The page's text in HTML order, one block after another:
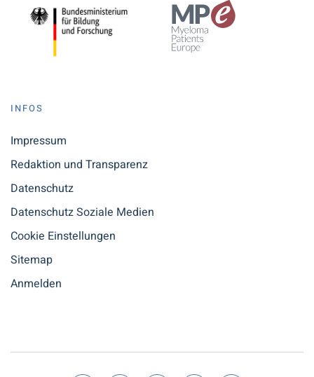
INFOS
Impressum
Redaktion und Transparenz
Datenschutz
Datenschutz Soziale Medien
Cookie Einstellungen
Sitemap
Anmelden